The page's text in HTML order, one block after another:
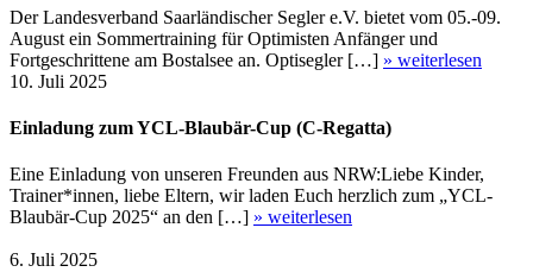
Der Landesverband Saarländischer Segler e.V. bietet vom 05.-09.
August ein Sommertraining für Optimisten Anfänger und
Fortgeschrittene am Bostalsee an. Optisegler […] » weiterlesen
10. Juli 2025
Einladung zum YCL-Blaubär-Cup (C-Regatta)
Eine Einladung von unseren Freunden aus NRW:Liebe Kinder,
Trainer*innen, liebe Eltern, wir laden Euch herzlich zum „YCL-
Blaubär-Cup 2025“ an den […] » weiterlesen
6. Juli 2025